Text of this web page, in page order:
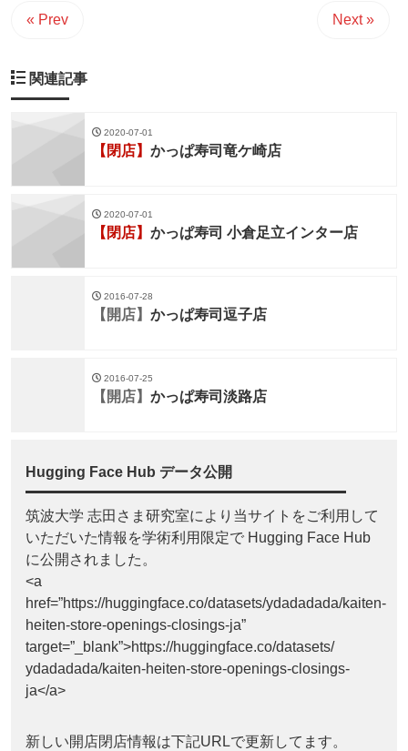
« Prev Next »
関連記事
2020-07-01
【閉店】 かっぱ寿司竜ケ崎店
2020-07-01
【閉店】 かっぱ寿司 小倉足立インター店
2016-07-28
【開店】 かっぱ寿司逗子店
2016-07-25
【開店】 かっぱ寿司淡路店
Hugging Face Hub データ公開
筑波大学 志田さま研究室により当サイトをご利用して
いただいた情報を学術利用限定で Hugging Face Hub
に公開されました。
<a
href=”https://huggingface.co/datasets/ydadadada/kaiten-
heiten-store-openings-closings-ja”
target=”_blank”>https://huggingface.co/datasets/
ydadadada/kaiten-heiten-store-openings-closings-
ja</a>
新しい開店閉店情報は下記URLで更新してます。